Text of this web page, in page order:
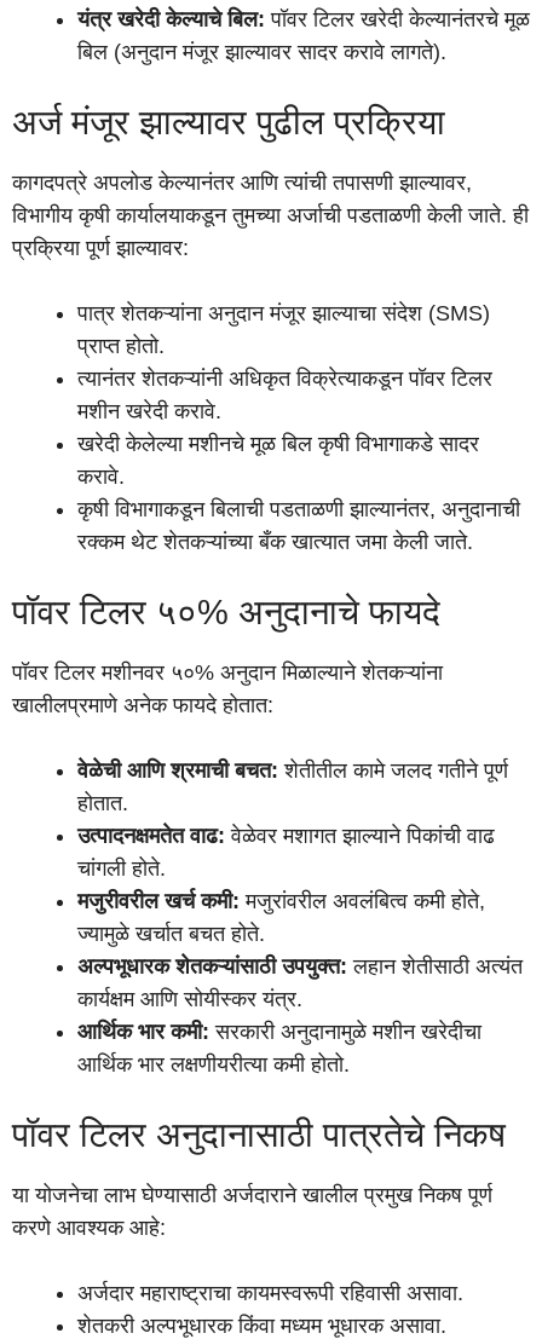
यंत्र खरेदी केल्याचे बिल: पॉवर टिलर खरेदी केल्यानंतरचे मूळ
बिल (अनुदान मंजूर झाल्यावर सादर करावे लागते).
अर्ज मंजूर झाल्यावर पुढील प्रक्रिया
कागदपत्रे अपलोड केल्यानंतर आणि त्यांची तपासणी झाल्यावर,
विभागीय कृषी कार्यालयाकडून तुमच्या अर्जाची पडताळणी केली जाते. ही
प्रक्रिया पूर्ण झाल्यावर:
पात्र शेतकऱ्यांना अनुदान मंजूर झाल्याचा संदेश (SMS)
प्राप्त होतो.
त्यानंतर शेतकऱ्यांनी अधिकृत विक्रेत्याकडून पॉवर टिलर
मशीन खरेदी करावे.
खरेदी केलेल्या मशीनचे मूळ बिल कृषी विभागाकडे सादर
करावे.
कृषी विभागाकडून बिलाची पडताळणी झाल्यानंतर, अनुदानाची
रक्कम थेट शेतकऱ्यांच्या बँक खात्यात जमा केली जाते.
पॉवर टिलर ५०% अनुदानाचे फायदे
पॉवर टिलर मशीनवर ५०% अनुदान मिळाल्याने शेतकऱ्यांना
खालीलप्रमाणे अनेक फायदे होतात:
वेळेची आणि श्रमाची बचत: शेतीतील कामे जलद गतीने पूर्ण
होतात.
उत्पादनक्षमतेत वाढ: वेळेवर मशागत झाल्याने पिकांची वाढ
चांगली होते.
मजुरीवरील खर्च कमी: मजुरांवरील अवलंबित्व कमी होते,
ज्यामुळे खर्चात बचत होते.
अल्पभूधारक शेतकऱ्यांसाठी उपयुक्त: लहान शेतीसाठी अत्यंत
कार्यक्षम आणि सोयीस्कर यंत्र.
आर्थिक भार कमी: सरकारी अनुदानामुळे मशीन खरेदीचा
आर्थिक भार लक्षणीयरीत्या कमी होतो.
पॉवर टिलर अनुदानासाठी पात्रतेचे निकष
या योजनेचा लाभ घेण्यासाठी अर्जदाराने खालील प्रमुख निकष पूर्ण
करणे आवश्यक आहे:
अर्जदार महाराष्ट्राचा कायमस्वरूपी रहिवासी असावा.
शेतकरी अल्पभूधारक किंवा मध्यम भूधारक असावा.